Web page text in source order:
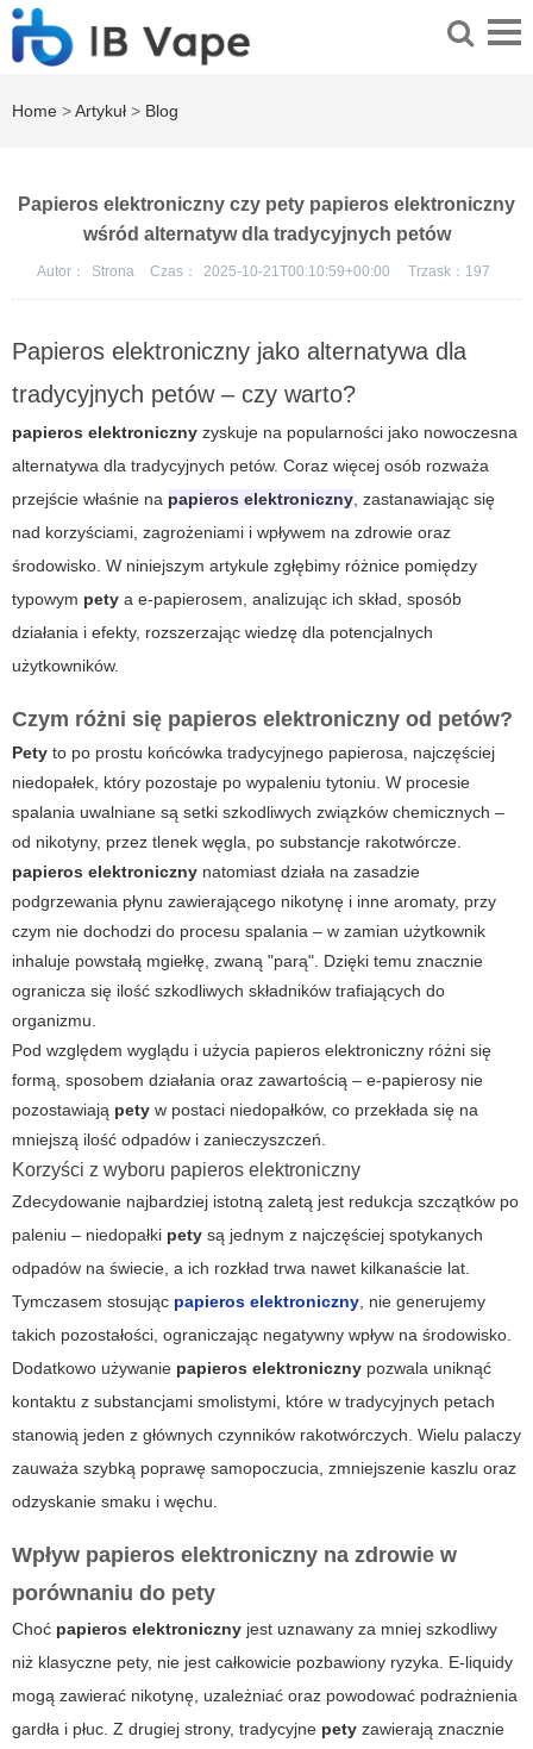
Home >Artykuł > Blog
Papieros elektroniczny czy pety papieros elektroniczny
wśród alternatyw dla tradycyjnych petów
Autor： Strona Czas： 2025-10-21T00:10:59+00:00 Trzask： 197
Papieros elektroniczny jako alternatywa dla
tradycyjnych petów – czy warto?
papieros elektroniczny zyskuje na popularności jako nowoczesna
alternatywa dla tradycyjnych petów. Coraz więcej osób rozważa
przejście właśnie na papieros elektroniczny, zastanawiając się
nad korzyściami, zagrożeniami i wpływem na zdrowie oraz
środowisko. W niniejszym artykule zgłębimy różnice pomiędzy
typowym pety a e-papierosem, analizując ich skład, sposób
działania i efekty, rozszerzając wiedzę dla potencjalnych
użytkowników.
Czym różni się papieros elektroniczny od petów?
Pety to po prostu końcówka tradycyjnego papierosa, najczęściej
niedopałek, który pozostaje po wypaleniu tytoniu. W procesie
spalania uwalniane są setki szkodliwych związków chemicznych –
od nikotyny, przez tlenek węgla, po substancje rakotwórcze.
papieros elektroniczny natomiast działa na zasadzie
podgrzewania płynu zawierającego nikotynę i inne aromaty, przy
czym nie dochodzi do procesu spalania – w zamian użytkownik
inhaluje powstałą mgiełkę, zwaną "parą". Dzięki temu znacznie
ogranicza się ilość szkodliwych składników trafiających do
organizmu.
Pod względem wyglądu i użycia papieros elektroniczny różni się
formą, sposobem działania oraz zawartością – e-papierosy nie
pozostawiają pety w postaci niedopałków, co przekłada się na
mniejszą ilość odpadów i zanieczyszczeń.
Korzyści z wyboru papieros elektroniczny
Zdecydowanie najbardziej istotną zaletą jest redukcja szczątków po
paleniu – niedopałki pety są jednym z najczęściej spotykanych
odpadów na świecie, a ich rozkład trwa nawet kilkanaście lat.
Tymczasem stosując papieros elektroniczny, nie generujemy
takich pozostałości, ograniczając negatywny wpływ na środowisko.
Dodatkowo używanie papieros elektroniczny pozwala uniknąć
kontaktu z substancjami smolistymi, które w tradycyjnych petach
stanowią jeden z głównych czynników rakotwórczych. Wielu palaczy
zauważa szybką poprawę samopoczucia, zmniejszenie kaszlu oraz
odzyskanie smaku i węchu.
Wpływ papieros elektroniczny na zdrowie w
porównaniu do pety
Choć papieros elektroniczny jest uznawany za mniej szkodliwy
niż klasyczne pety, nie jest całkowicie pozbawiony ryzyka. E-liquidy
mogą zawierać nikotynę, uzależniać oraz powodować podrażnienia
gardła i płuc. Z drugiej strony, tradycyjne pety zawierają znacznie